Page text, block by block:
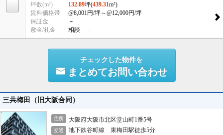
坪数(m²) 132.89坪(439.31m²)
賃料価格帯
@8,001円/坪～@12,000円/坪
保証金
－
敷金/礼金
相談 －
チェックした物件を
まとめてお問い合わせ
三共梅田（旧大阪合同）
住所 大阪府大阪市北区堂山町1番5号
交通
地下鉄谷町線 東梅田駅徒歩5分